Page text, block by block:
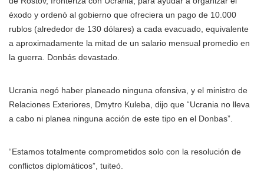
éxodo y ordenó al gobierno que ofreciera un pago de 10.000
rublos (alrededor de 130 dólares) a cada evacuado, equivalente
a aproximadamente la mitad de un salario mensual promedio en
la guerra. Donbás devastado.
Ucrania negó haber planeado ninguna ofensiva, y el ministro de
Relaciones Exteriores, Dmytro Kuleba, dijo que “Ucrania no lleva
a cabo ni planea ninguna acción de este tipo en el Donbas”.
“Estamos totalmente comprometidos solo con la resolución de
conflictos diplomáticos”, tuiteó.